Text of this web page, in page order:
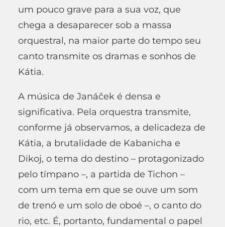
um pouco grave para a sua voz, que
chega a desaparecer sob a massa
orquestral, na maior parte do tempo seu
canto transmite os dramas e sonhos de
Kátia.
A música de Janáček é densa e
significativa. Pela orquestra transmite,
conforme já observamos, a delicadeza de
Kátia, a brutalidade de Kabanicha e
Dikoj, o tema do destino – protagonizado
pelo tímpano –, a partida de Tichon –
com um tema em que se ouve um som
de trenó e um solo de oboé –, o canto do
rio, etc. É, portanto, fundamental o papel